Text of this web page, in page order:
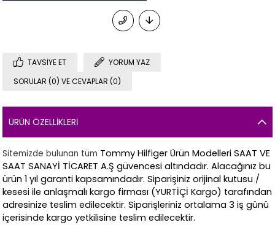
TAVSIYE ET
YORUM YAZ
SORULAR (0) VE CEVAPLAR (0)
ÜRÜN ÖZELLIKLERI
Sitemizde bulunan tüm Tommy HilfigerÜrün Modelleri SAAT VE
SAAT SANAYİ TİCARET A.Ş güvencesi altındadır. Alacağınız bu
ürün 1 yıl garanti kapsamındadır. Siparişiniz orijinal kutusu /
kesesi ile anlaşmalı kargo firması (YURTİÇİ Kargo) tarafından
adresinize teslim edilecektir. Siparişleriniz ortalama 3 iş günü
içerisinde kargo yetkilisine teslim edilecektir.